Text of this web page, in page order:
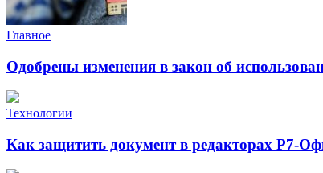
Главное
Одобрены изменения в закон об
Технологии
Как защитить документ в редакторах Р7-